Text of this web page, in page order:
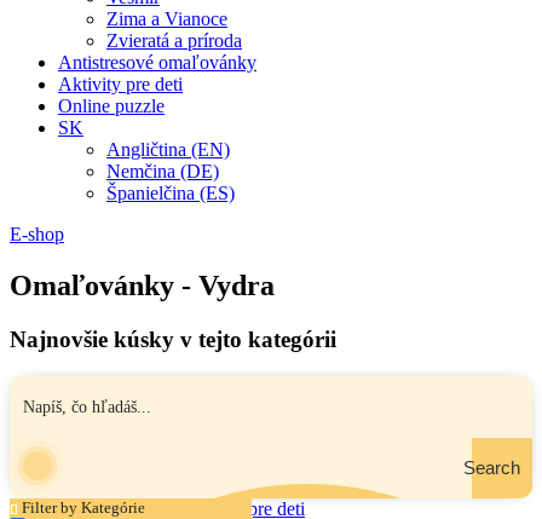
Zima a Vianoce
Zvieratá a príroda
Antistresové omaľovánky
Aktivity pre deti
Online puzzle
SK
Angličtina (EN)
Nemčina (DE)
Španielčina (ES)
E-shop
Omaľovánky - Vydra
Najnovšie kúsky v tejto kategórii
Search
Filter by Kategórie